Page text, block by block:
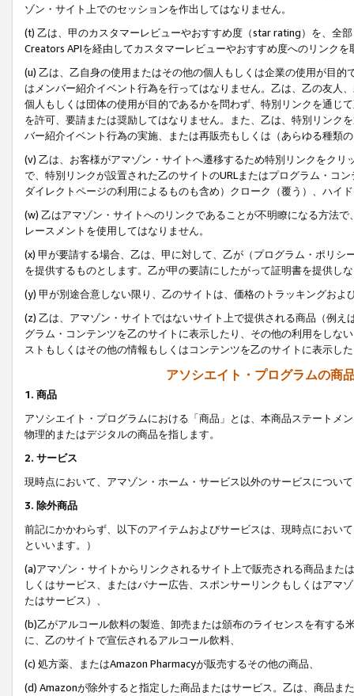
ゾン・サイト上でのセッションを作出してはなりません。
(t) 乙は、甲のカスタマーレビューやおすすめ度（star rating）を、全
Creators APIを経由してカスタマーレビューやおすすめ度へのリンクを
(u) 乙は、乙自身の使用またはその他の個人もしくは企業の使用が目
はメンバー紹介イベント行為を行ってはなりません。乙は、乙の友人
個人もしくは団体の使用が目的であるかを問わず、特別リンクを通じ
を許可、要請または奨励してはなりません。また、乙は、特別リンク
バー紹介イベント行為の実施、または再販売もしくは（あらゆる種類
(v) 乙は、お客様がアマゾン・サイトへ遷移するため特別リンクをク
で、特別リンクが設置された乙のサイトのURLまたはプログラム・コ
ダイレクトページの利用によるものも含め）クローク（覆う）、ハイ
(w) 乙はアマゾン・サイトへのリンクであることが不明瞭になる方法
レースメントを使用してはなりません。
(x) 甲が要請する場合、乙は、甲に対して、乙が（プログラム・ポリ
を提供するものとします。乙が甲の要請にしたがって証明書を提供し
(y) 甲が別途合意しない限り、乙のサイトは、価格のトラッキングお
(z) 乙は、アマゾン・サイトではないサイト上で提供される商品（例
グラム・コンテンツを乙のサイトに表示したり、その他の利用をしな
ストもしくはその他の情報もしくはコンテンツを乙のサイトに表示し
アソシエイト・プログラムの商
1. 商品
アソシエイト・プログラムにおける「商品」とは、本商品ステートメ
物理的またはデジタルの商品を指します。
2. サービス
現時点において、アマゾン・ホーム・サービス以外のサービスについ
3. 除外商品
前記にかかわらず、以下のアイテムおよびサービスは、現時点におい
といいます。）
(a)アマゾン・サイトからリンクされるサイト上で販売される商品ま
しくはサービス、またはバナー広告、スポンサーリンクもしくはアマ
たはサービス）、
(b)乙がアルコール飲料の製造、卸売または頒布のライセンスを有す
に、乙のサイトで宣伝されるアルコール飲料、
(c) 処方薬、またはAmazon Pharmacyが販売するその他の商品、
(d) Amazonが除外すると指定した商品またはサービス。乙は、商品ま